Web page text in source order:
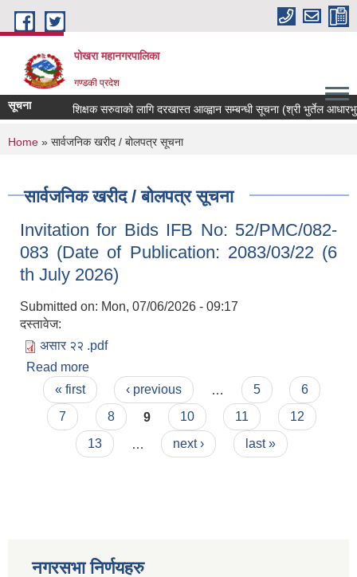
Skip to main content
पोखरा महानगरपालिका
गण्डकी प्रदेश
सूचना शिक्षक सरुवाको लागि दरखास्त आव्ह्वान सम्बन्धी सूचना (श्री भुर्तेल आधारभुत
You are here
Home » सार्वजनिक खरीद / बोलपत्र सूचना
सार्वजनिक खरीद / बोलपत्र सूचना
Invitation for Bids IFB No: 5‍2/PMC/082-
083 (Date of Publication: 2083/03/22 (6
th July 2026)
Submitted on: Mon, 07/06/2026 - 09:17
दस्तावेज:
असार २२ .pdf
Read more
083 (Date of Publication: 2083/03/22 (6 th July
2026)
Pages
« first ‹ previous 5
6
7
8 9 10 11
12
13
next › last »
नगरसभा निर्णयहरु